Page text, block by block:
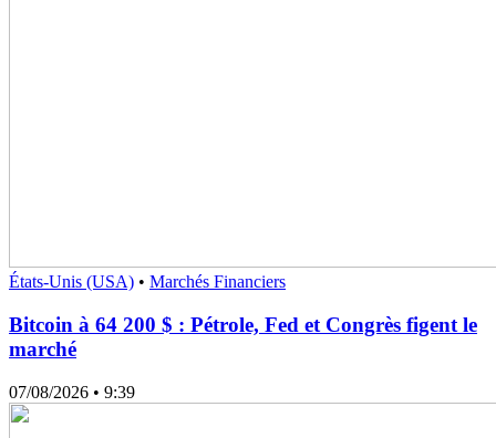
États-Unis (USA) • Marchés Financiers
Bitcoin à 64 200 $ : Pétrole, Fed et Congrès figent le
marché
07/08/2026 • 9:39